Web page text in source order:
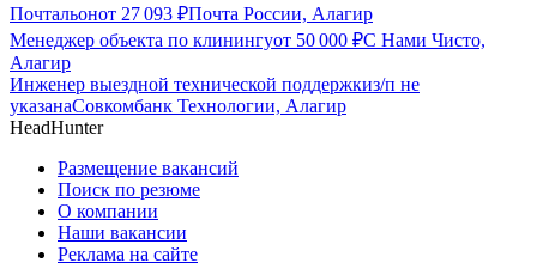
Почтальонот 27 093 ₽Почта России, Алагир
Менеджер объекта по клинингуот 50 000 ₽С Нами Чисто,
Алагир
Инженер выездной технической поддержкиз/п не
указанаСовкомбанк Технологии, Алагир
HeadHunter
Размещение вакансий
Поиск по резюме
О компании
Наши вакансии
Реклама на сайте